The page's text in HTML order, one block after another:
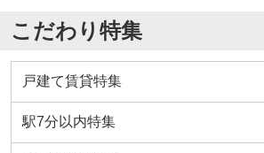
こだわり特集
戸建て賃貸特集
駅7分以内特集